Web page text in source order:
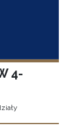
4-